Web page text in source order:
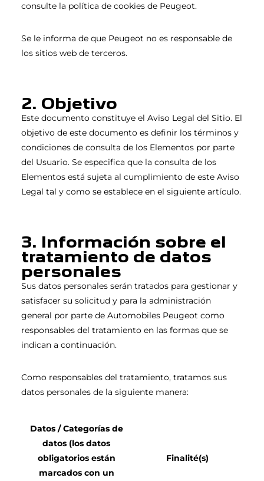
consulte la política de cookies de Peugeot.
Se le informa de que Peugeot no es responsable de
los sitios web de terceros.
2. Objetivo
Este documento constituye el Aviso Legal del Sitio. El
objetivo de este documento es definir los términos y
condiciones de consulta de los Elementos por parte
del Usuario. Se especifica que la consulta de los
Elementos está sujeta al cumplimiento de este Aviso
Legal tal y como se establece en el siguiente artículo.
3. Información sobre el
tratamiento de datos
personales
Sus datos personales serán tratados para gestionar y
satisfacer su solicitud y para la administración
general por parte de Automobiles Peugeot como
responsables del tratamiento en las formas que se
indican a continuación.
Como responsables del tratamiento, tratamos sus
datos personales de la siguiente manera:
Datos / Categorías de
datos (los datos
obligatorios están
marcados con un
Finalité(s)